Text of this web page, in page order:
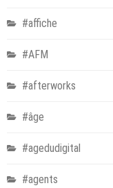
#affiche
#AFM
#afterworks
#âge
#agedudigital
#agents